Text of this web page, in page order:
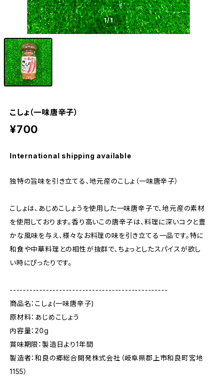
1/1
こしょ（一味唐辛子）
¥700
International shipping available
独特の旨味を引き立てる、地元産のこしょ（一味唐辛子）
こしょは、あじめこしょうを使用した一味唐辛子で、地元産の素材
を使用しております。香り高いこの唐辛子は、料理に深いコクと豊
かな風味を与え、様々なお料理の味を引き立てる一品です。特に
和食や中華料理との相性が抜群で、ちょっとしたスパイスが欲し
い時にぴったりです。
------------------------------------------------
商品名：こしょ(一味唐辛子)
原材料：あじめこしょう
内容量：20g
賞味期限：製造日より1年間
製造者：和良の郷総合開発株式会社（岐阜県郡上市和良町宮地
1155）